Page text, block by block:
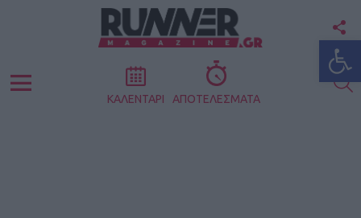
Menu ΚΑΛΕΝΤΑΡΙ ΑΠΟΤΕΛΕΣΜΑΤΑ